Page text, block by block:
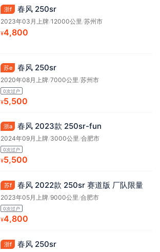
浙f 春风 250sr
2023年03月上牌/12000公里 /苏州市
¥4,800
苏e 春风 250sr
2020年08月上牌/7000公里 /苏州市
0次过户
¥5,500
浙a 春风 2023款 250sr-fun
2024年09月上牌/3000公里/合肥市
0次过户
¥5,500
苏f 春风 2022款 250sr 赛道版 厂队限量
2023年05月上牌/9000公里/合肥市
0次过户
¥4,800
浙f 春风 250sr